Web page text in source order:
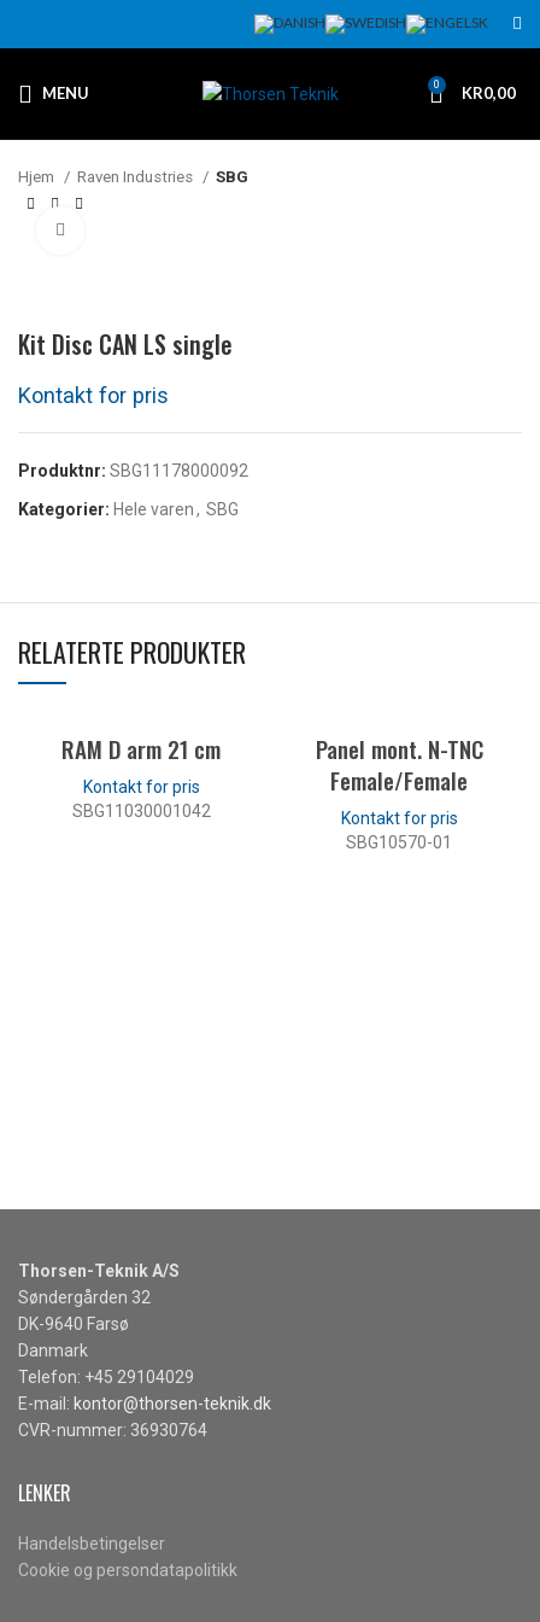
MENU 0 KR0,00
Hjem Raven Industries SBG
Kit Disc CAN LS single
Produktnr: SBG11178000092
Kategorier: Hele varen, SBG
RELATERTE PRODUKTER
RAM D arm 21 cm
SBG11030001042
Panel mont. N-TNC
Female/Female
SBG10570-01
Thorsen-Teknik A/S
Søndergården 32
DK-9640 Farsø
Danmark
Telefon: +45 29104029
E-mail: kontor@thorsen-teknik.dk
CVR-nummer: 36930764
LENKER
Handelsbetingelser
Cookie og persondatapolitikk